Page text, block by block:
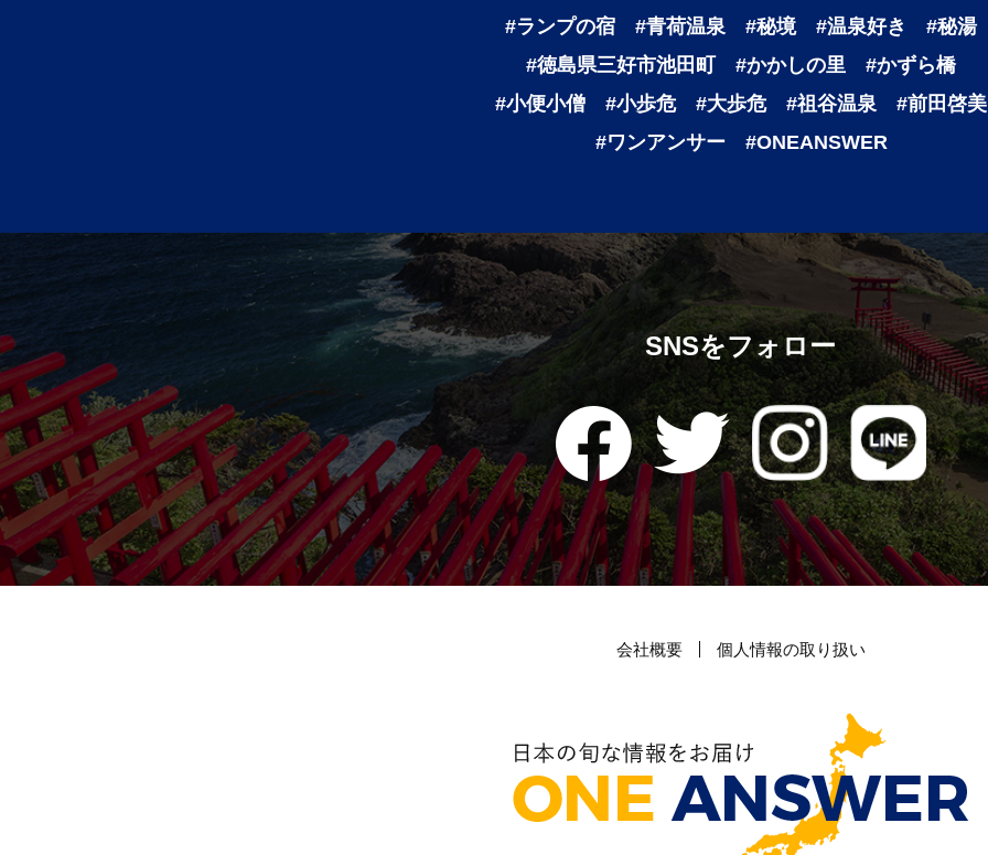
#ランプの宿
#青荷温泉 #秘境 #温泉好き
#秘湯
#徳島県三好市池田町
#かかしの里
#かずら橋
#小便小僧
#小歩危 #大歩危 #祖谷温泉
#前田啓美
#ワンアンサー
#ONEANSWER
SNSをフォロー
会社概要 個人情報の取り扱い